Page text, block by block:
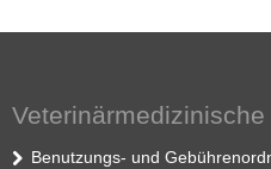
Benutzungs- und